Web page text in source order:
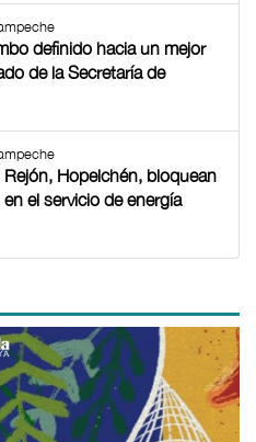
definido hacia un mejor
de la Secretaría de
Hopelchén, bloquean
el servicio de energía